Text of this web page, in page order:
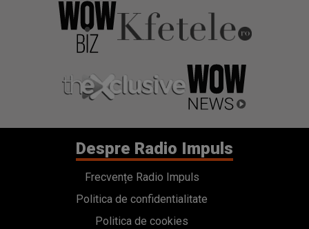
Despre Radio Impuls
Frecvențe Radio Impuls
Politica de confidentialitate
Politica de cookies